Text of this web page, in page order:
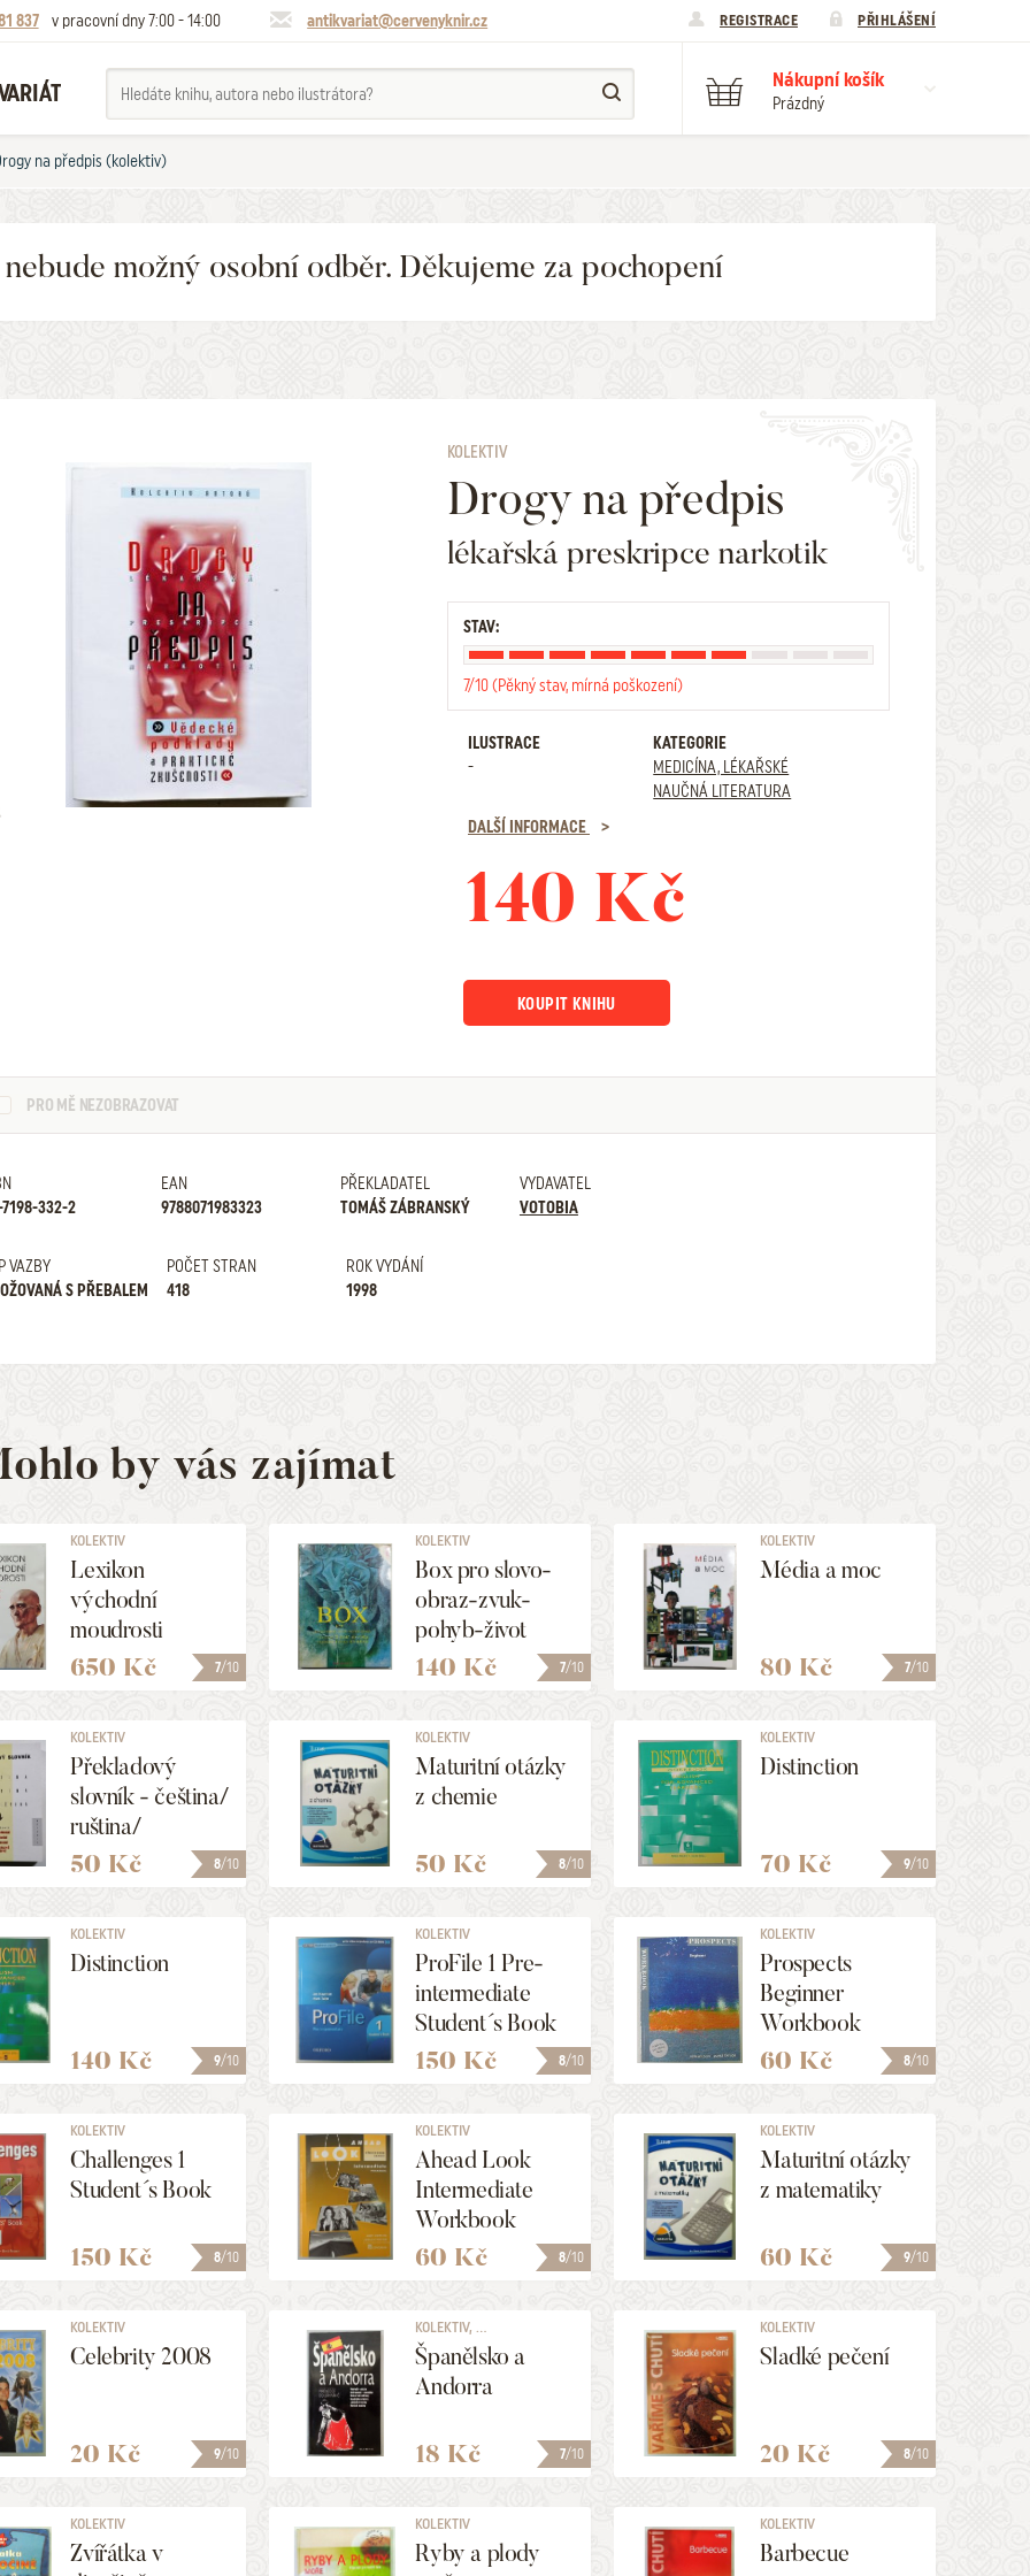
837 v pracovní dny 7:00 - 14:00 antikvariat@cervenyknir.cz REGISTRACE PŘIHLÁŠENÍ
Nákupní košík
Prázdný
na předpis (kolektiv)
možný osobní odběr. Děkujeme za pochopení
KOLEKTIV
Drogy na předpis
lékařská preskripce narkotik
STAV:
7/10 (Pěkný stav, mírná poškození)
ILUSTRACE
-
KATEGORIE
MEDICÍNA, LÉKAŘSKÉ
NAUČNÁ LITERATURA
DALŠÍ INFORMACE
140 Kč
KOUPIT KNIHU
PRO MĚ NEZOBRAZOVAT
332-2
EAN
9788071983323
PŘEKLADATEL
TOMÁŠ ZÁBRANSKÝ
VYDAVATEL
VOTOBIA
VAZBY
S PŘEBALEM
POČET STRAN
418
ROK VYDÁNÍ
1998
by vás zajímat
7/10
KOLEKTIV
Lexikon
východní
moudrosti
650 Kč 7/10
KOLEKTIV
Box pro slovo-
obraz-zvuk-
pohyb-život
140 Kč 7/10
KOLEKTIV
Média a moc
80 Kč
8/10
KOLEKTIV
Překladový
slovník - čeština/
ruština/
angličtina
50 Kč 8/10
KOLEKTIV
Maturitní otázky
z chemie
50 Kč 9/10
KOLEKTIV
Distinction
70 Kč
9/10
KOLEKTIV
Distinction
140 Kč 8/10
KOLEKTIV
ProFile 1 Pre-
intermediate
Student´s Book
150 Kč 8/10
KOLEKTIV
Prospects
Beginner
Workbook
60 Kč
8/10
KOLEKTIV
Challenges 1
Student´s Book
150 Kč 8/10
KOLEKTIV
Ahead Look
Intermediate
Workbook
60 Kč 9/10
KOLEKTIV
Maturitní otázky
z matematiky
60 Kč
9/10
KOLEKTIV
Celebrity 2008
20 Kč 7/10
KOLEKTIV, ...
Španělsko a
Andorra
18 Kč 8/10
KOLEKTIV
Sladké pečení
20 Kč
KOLEKTIV
Zvířátka v
KOLEKTIV
Ryby a plody
KOLEKTIV
Barbecue